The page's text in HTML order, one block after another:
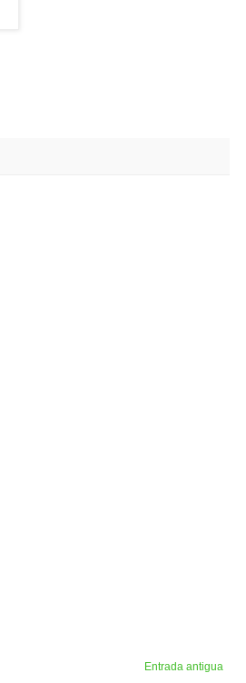
Entrada antigua